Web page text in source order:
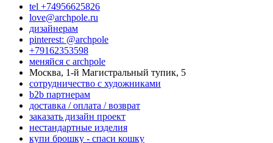
tel +74956625826
love@archpole.ru
дизайнерам
pinterest: @archpole
+79162353598
меняйся с аrchpole
Москва, 1-й Магистральный тупик, 5
cотрудничество с художниками
b2b партнерам
доставка / оплата / возврат
заказать дизайн проект
нестандартные изделия
купи брошку - спаси кошку